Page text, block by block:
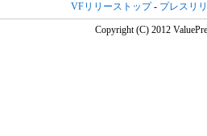
VFリリーストップ- プレスリ
Copyright (C) 2012